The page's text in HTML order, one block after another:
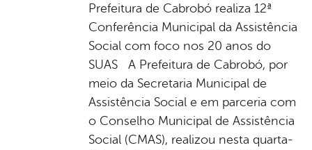
Prefeitura de Cabrobó realiza 12ª
Conferência Municipal da Assistência
Social com foco nos 20 anos do
SUAS A Prefeitura de Cabrobó, por
meio da Secretaria Municipal de
Assistência Social e em parceria com
o Conselho Municipal de Assistência
Social (CMAS), realizou nesta quarta-